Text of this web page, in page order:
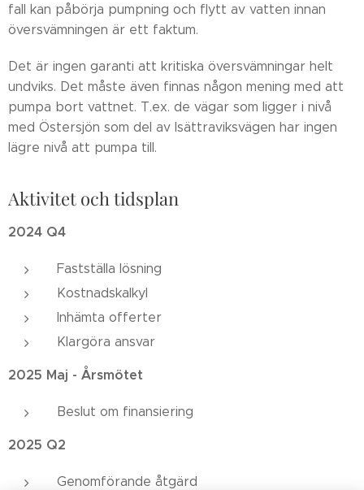
fall kan påbörja pumpning och flytt av vatten innan
översvämningen är ett faktum.
Det är ingen garanti att kritiska översvämningar helt
undviks. Det måste även finnas någon mening med att
pumpa bort vattnet. T.ex. de vägar som ligger i nivå
med Östersjön som del av Isättraviksvägen har ingen
lägre nivå att pumpa till.
Aktivitet och tidsplan
2024 Q4
Fastställa lösning
Kostnadskalkyl
Inhämta offerter
Klargöra ansvar
2025 Maj - Årsmötet
Beslut om finansiering
2025 Q2
Genomförande åtgärd